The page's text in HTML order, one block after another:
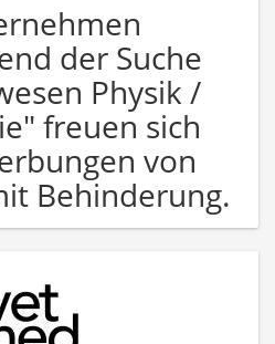
der Suche
Physik /
freuen sich
von
Behinderung.